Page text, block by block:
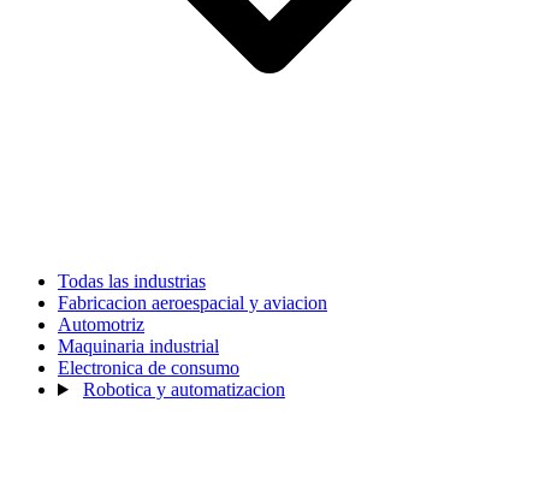
Todas las industrias
Fabricacion aeroespacial y aviacion
Automotriz
Maquinaria industrial
Electronica de consumo
Robotica y automatizacion